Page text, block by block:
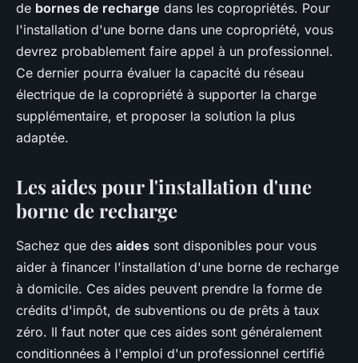
de bornes de recharge dans les copropriétés. Pour
l'installation d'une borne dans une copropriété, vous
devrez probablement faire appel à un professionnel.
Ce dernier pourra évaluer la capacité du réseau
électrique de la copropriété à supporter la charge
supplémentaire, et proposer la solution la plus
adaptée.
Les aides pour l'installation d'une
borne de recharge
Sachez que des aides sont disponibles pour vous
aider à financer l'installation d'une borne de recharge
à domicile. Ces aides peuvent prendre la forme de
crédits d'impôt, de subventions ou de prêts à taux
zéro. Il faut noter que ces aides sont généralement
conditionnées à l'emploi d'un professionnel certifié